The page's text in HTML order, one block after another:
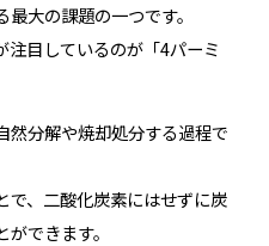
大の課題の一つです。
注目しているのが「4パーミ
然分解や焼却処分する過程で
で、二酸化炭素にはせずに炭
できます。